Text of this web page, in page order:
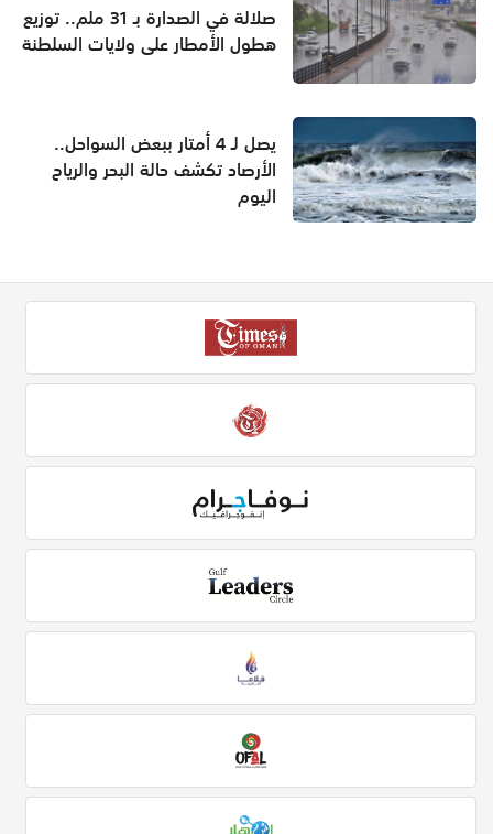
صلالة في الصدارة بـ 31 ملم.. توزيع
هطول الأمطار على ولايات السلطنة
يصل لـ 4 أمتار ببعض السواحل..
الأرصاد تكشف حالة البحر والرياح
اليوم